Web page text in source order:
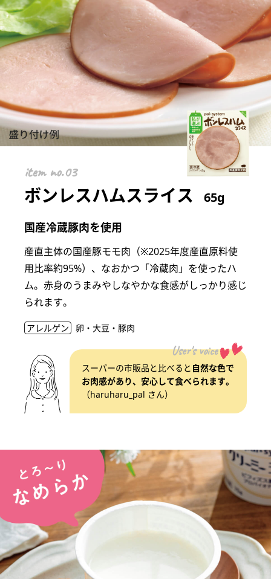
item
ボンレスハムスライス 65g
国産冷蔵豚肉を使用
産直主体の国産豚モモ肉（※2025年度産直原料使
用比率約95%）、なおかつ「冷蔵肉」を使ったハ
ム。赤身のうまみやしなやかな食感がしっかり感じ
られます。
アレルゲン 卵・大豆・豚肉
User's voice
スーパーの市販品と比べると 自然な色で
お肉感があり、安心して食べられます。
（haruharu_pal さん）